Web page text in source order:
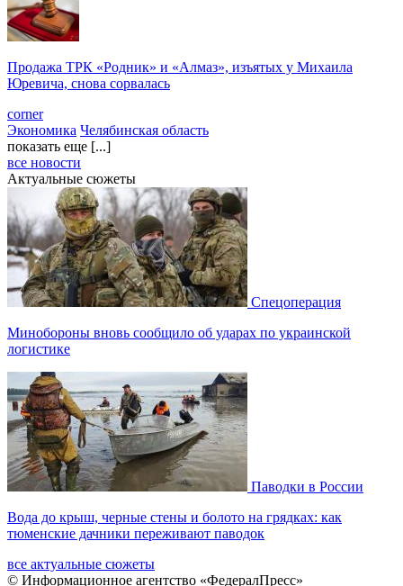
Продажа ТРК «Родник» и «Алмаз», изъятых у Михаила
Юревича, снова сорвалась
corner
Экономика Челябинская область
показать еще [...]
все новости
Актуальные сюжеты
Спецоперация
Минобороны вновь сообщило об ударах по украинской
логистике
Паводки в России
Вода до крыш, черные стены и болото на грядках: как
тюменские дачники переживают паводок
все актуальные сюжеты
© Информационное агентство «ФедералПресс»